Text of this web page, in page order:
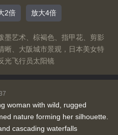
2倍 放大4倍
墨艺术、棕褐色、指甲花、剪影
晰、大阪城市景观，日本美女特
光飞行员太阳镜
woman with wild, rugged
nature forming her silhouette.
cascading waterfalls